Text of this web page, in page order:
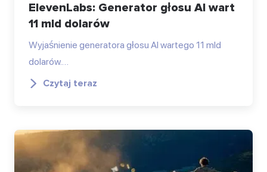
ElevenLabs: Generator głosu AI wart
11 mld dolarów
Wyjaśnienie generatora głosu AI wartego 11 mld
dolarów.…
Czytaj teraz